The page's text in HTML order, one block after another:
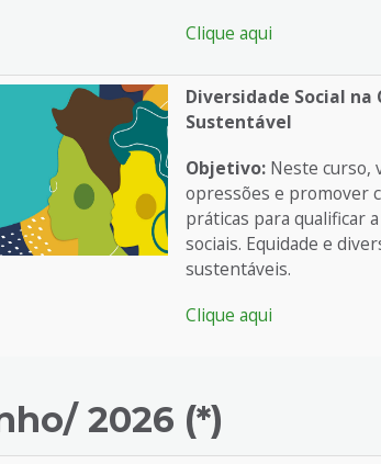
Clique aqui
Diversidade Social na
Sustentável
Objetivo: Neste curso,
opressões e promover
práticas para qualificar
sociais. Equidade e
sustentáveis.
Clique aqui
2026 (*)